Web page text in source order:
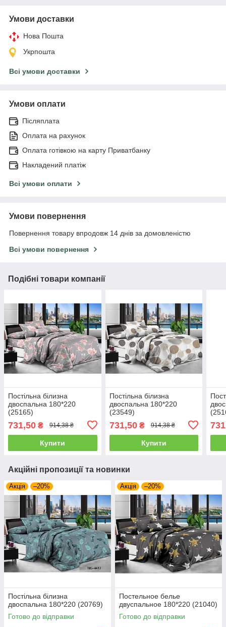
Умови доставки
Нова Пошта
Укрпошта
Всі умови доставки
Умови оплати
Післяплата
Оплата на рахунок
Оплата готівкою на карту Приватбанку
Накладений платіж
Всі умови оплати
Умови повернення
Повернення товару впродовж 14 днів за домовленістю
Всі умови повернення
Подібні товари компанії
Постільна білизна
двоспальна 180*220
(25165)
731,50 ₴ 914,38 ₴
Купити
Постільна білизна
двоспальна 180*220
(23549)
731,50₴ 914,38 ₴
Купити
Акційні пропозиції та новинки
Акція –20%
Постільна білизна
двоспальна 180*220 (20769)
Готово до відправки
Акція –20%
Постельное белье
двуспальное 180*220 (21040)
Готово до відправки